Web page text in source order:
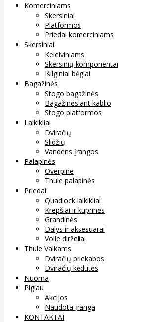
Komerciniams
Skersiniai
Platformos
Priedai komerciniams
Skersiniai
Keleiviniams
Skersinių komponentai
Išilginiai bėgiai
Bagažinės
Stogo bagažinės
Bagažinės ant kablio
Stogo platformos
Laikikliai
Dviračių
Slidžių
Vandens įrangos
Palapinės
Overpine
Thule palapinės
Priedai
Quadlock laikikliai
Krepšiai ir kuprinės
Grandinės
Dalys ir aksesuarai
Voile dirželiai
Thule Vaikams
Dviračių priekabos
Dviračių kėdutės
Nuoma
Pigiau
Akcijos
Naudota įranga
KONTAKTAI